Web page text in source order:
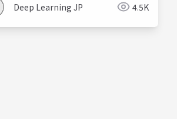
Deep Learning JP 4.5K